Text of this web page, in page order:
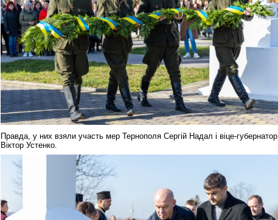
Правда, у них взяли участь мер Тернополя Сергій Надал і віце-губернатор
Віктор Устенко.